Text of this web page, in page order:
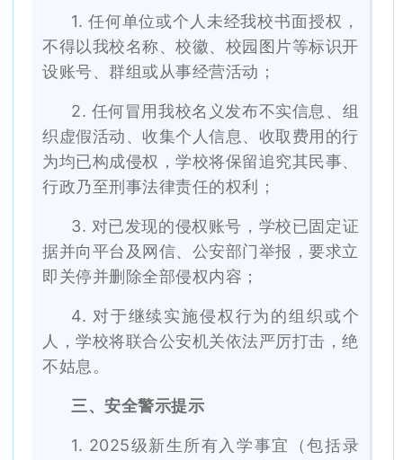
1. 任何单位或个人未经我校书面授权，
不得以我校名称、校徽、校园图片等标识开
设账号、群组或从事经营活动；
2. 任何冒用我校名义发布不实信息、组
织虚假活动、收集个人信息、收取费用的行
为均已构成侵权，学校将保留追究其民事、
行政乃至刑事法律责任的权利；
3. 对已发现的侵权账号，学校已固定证
据并向平台及网信、公安部门举报，要求立
即关停并删除全部侵权内容；
4. 对于继续实施侵权行为的组织或个
人，学校将联合公安机关依法严厉打击，绝
不姑息。
三、安全警示提示
1. 2025级新生所有入学事宜（包括录